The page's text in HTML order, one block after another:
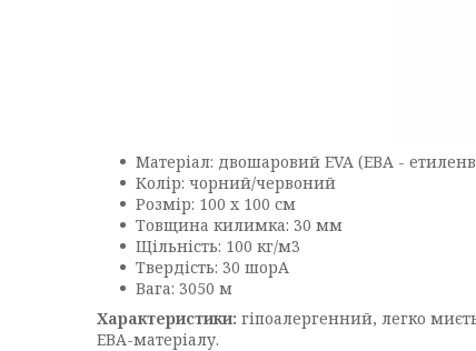
Матеріал: двошаровий EVA (ЕВА -
Колір: чорний/червоний
Розмір: 100 х 100 см
Товщина килимка: 30 мм
Щільність: 100 кг/м3
Твердість: 30 шорА
Вага: 3050 м
Характеристики: гіпоалергенний, легко
ЕВА-матеріалу.